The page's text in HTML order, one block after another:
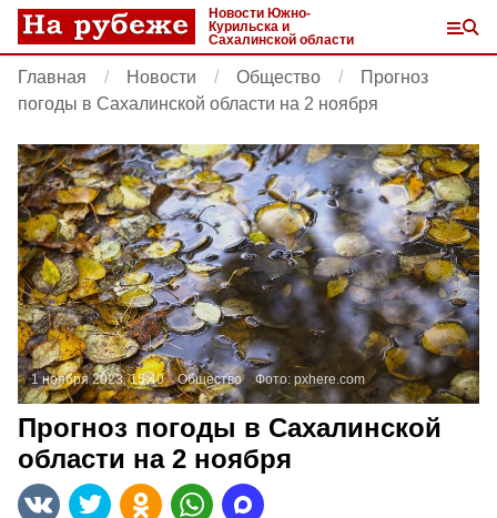
Новости Южно-
Курильска и
Сахалинской области
Главная Новости Общество
Прогноз
погоды в Сахалинской области на 2 ноября
1 ноября 2023, 15:40 Общество Фото: pxhere.com
Прогноз погоды в Сахалинской
области на 2 ноября